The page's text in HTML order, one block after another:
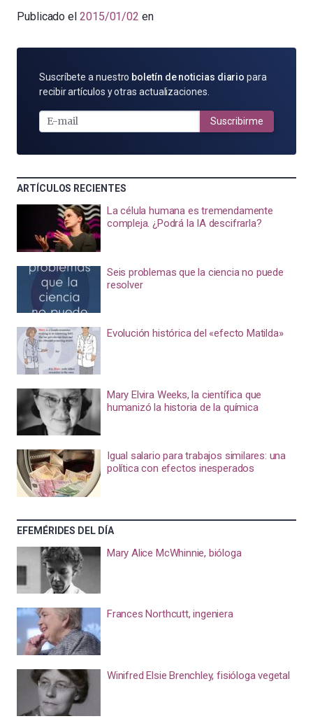
Publicado el 2015/01/02 en
SUSCRÍBETE
POR
MAIL
Suscríbete a nuestro boletín de noticias diario para
recibir artículos y otras actualizaciones.
Suscribirme
ARTÍCULOS RECIENTES
La célula humana es tremendamente
compleja. ¿Podrá la IA descifrarla?
Seis problemas que la ciencia no puede
resolver
Evolución histórica del «efecto Matilda»
Mary Elvira Weeks, la científica que
humanizó la historia de la química
Igual salario para trabajos similares: una
política con efectos inesperados
EFEMÉRIDES DEL DÍA
Mary Alice McWhinnie, bióloga
Frances Northcutt, ingeniera
Winifred Elsie Brenchley, fisióloga vegetal